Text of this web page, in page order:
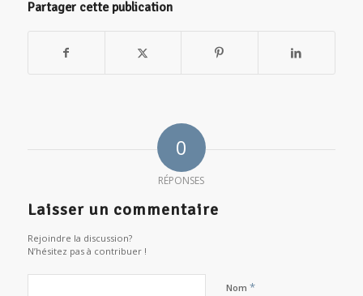
Partager cette publication
0
RÉPONSES
Laisser un commentaire
Rejoindre la discussion?
N’hésitez pas à contribuer !
Nom *